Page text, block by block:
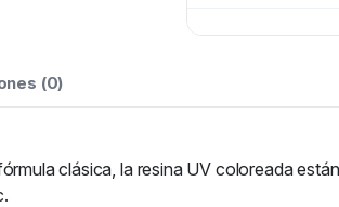
(0)
clásica, la resina UV coloreada